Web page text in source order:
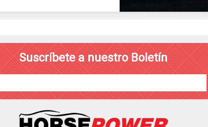
Suscríbete a nuestro Boletín